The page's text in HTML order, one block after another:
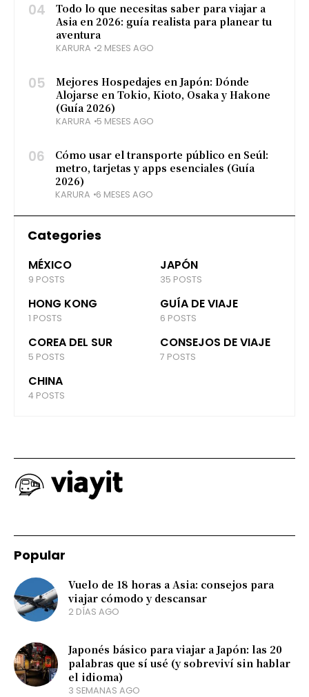
04
Todo lo que necesitas saber para viajar a
Asia en 2026: guía realista para planear tu
aventura
KARURA 2 MESES AGO
05
Mejores Hospedajes en Japón: Dónde
Alojarse en Tokio, Kioto, Osaka y Hakone
(Guía 2026)
KARURA 5 MESES AGO
06
Cómo usar el transporte público en Seúl:
metro, tarjetas y apps esenciales (Guía
2026)
KARURA 6 MESES AGO
Categories
MÉXICO
9 POSTS
JAPÓN
35 POSTS
HONG KONG
1 POSTS
GUÍA DE VIAJE
6 POSTS
COREA DEL SUR
5 POSTS
CONSEJOS DE VIAJE
7 POSTS
CHINA
4 POSTS
Popular
Vuelo de 18 horas a Asia: consejos para
viajar cómodo y descansar
2 DÍAS AGO
Japonés básico para viajar a Japón: las 20
palabras que sí usé (y sobreviví sin hablar
el idioma)
3 SEMANAS AGO